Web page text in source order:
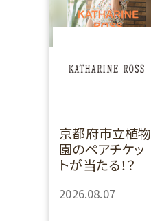
京都府市立植物
園のペアチケッ
トが当たる！？
2026.08.07